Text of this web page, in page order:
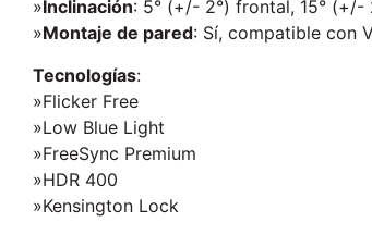
»Inclinación: 5° (+/- 2°) frontal, 15° (+/-
»Montaje de pared: Sí, compatible con
Tecnologías:
»Flicker Free
»Low Blue Light
»FreeSync Premium
»HDR 400
»Kensington Lock